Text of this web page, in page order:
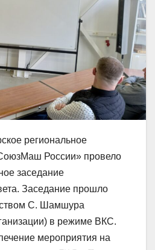
региональное
России» провело
заседание
Заседание прошло
С. Шамшура
в режиме ВКС.
мероприятия на